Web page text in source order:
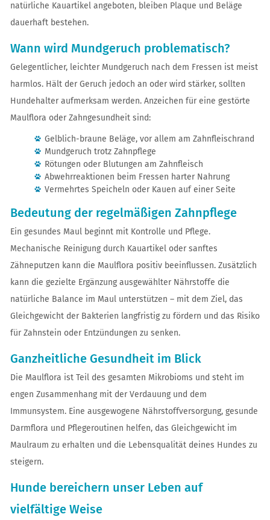
natürliche Kauartikel angeboten, bleiben Plaque und Beläge
dauerhaft bestehen.
Wann wird Mundgeruch problematisch?
Gelegentlicher, leichter Mundgeruch nach dem Fressen ist meist
harmlos. Hält der Geruch jedoch an oder wird stärker, sollten
Hundehalter aufmerksam werden. Anzeichen für eine gestörte
Maulflora oder Zahngesundheit sind:
Gelblich-braune Beläge, vor allem am Zahnfleischrand
Mundgeruch trotz Zahnpflege
Rötungen oder Blutungen am Zahnfleisch
Abwehrreaktionen beim Fressen harter Nahrung
Vermehrtes Speicheln oder Kauen auf einer Seite
Bedeutung der regelmäßigen Zahnpflege
Ein gesundes Maul beginnt mit Kontrolle und Pflege.
Mechanische Reinigung durch Kauartikel oder sanftes
Zähneputzen kann die Maulflora positiv beeinflussen. Zusätzlich
kann die gezielte Ergänzung ausgewählter Nährstoffe die
natürliche Balance im Maul unterstützen – mit dem Ziel, das
Gleichgewicht der Bakterien langfristig zu fördern und das Risiko
für Zahnstein oder Entzündungen zu senken.
Ganzheitliche Gesundheit im Blick
Die Maulflora ist Teil des gesamten Mikrobioms und steht im
engen Zusammenhang mit der Verdauung und dem
Immunsystem. Eine ausgewogene Nährstoffversorgung, gesunde
Darmflora und Pflegeroutinen helfen, das Gleichgewicht im
Maulraum zu erhalten und die Lebensqualität deines Hundes zu
steigern.
Hunde bereichern unser Leben auf
vielfältige Weise